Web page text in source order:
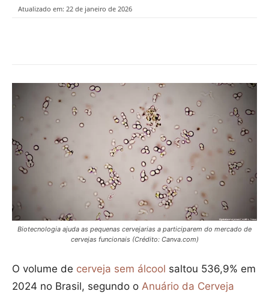
Atualizado em: 22 de janeiro de 2026
Biotecnologia ajuda as pequenas cervejarias a participarem do mercado de
cervejas funcionais (Crédito: Canva.com)
O volume de cerveja sem álcool saltou 536,9% em
2024 no Brasil, segundo o Anuário da Cerveja